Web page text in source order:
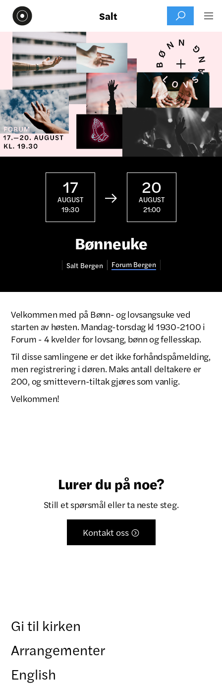
Salt  
17
AUGUST
19:30

20
AUGUST
21:00
Bønneuke
Salt Bergen Forum Bergen
Velkommen med på Bønn- og lovsangsuke ved
starten av høsten. Mandag-torsdag kl 1930-2100 i
Forum - 4 kvelder for lovsang, bønn og fellesskap.
Til disse samlingene er det ikke forhåndspåmelding,
men registrering i døren. Maks antall deltakere er
200, og smittevern-tiltak gjøres som vanlig.
Velkommen!
Lurer du på noe?
Still et spørsmål eller ta neste steg.
Kontakt oss 
Gi til kirken
Arrangementer
English